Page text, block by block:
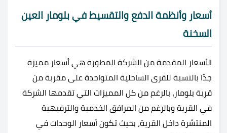
أسعار وأنظمة الدفع والتقسيط في بلومار العين
السخنة
الأسعار المقدمة من الشركة المطورة هي أسعار مميزة
جدًا بالنسبة للقرى الساحلية المتواجدة على مقربة من
قرية بلومار، بالرغم من كل المميزات التي تقدمها الشركة
في القرية وبالرغم من المرافق الخدمية والترفيهية
المنتشرة داخل القرية، بحيث تكون أسعار الوحدات في